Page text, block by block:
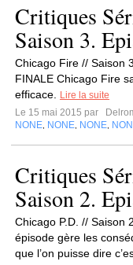
Critiques
Saison 3.
Chicago Fire // Saison
FINALE Chicago Fire
efficace.
Lire la suite
Le 15 mai 2015 par
NONE NONE NONE
Critiques
Saison 2.
Chicago P.D. // Saison
épisode gère les
que l’on puisse dire